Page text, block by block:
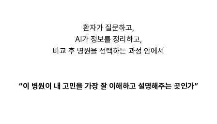
환자가 질문하고,
AI가 정보를 정리하고,
비교 후 병원을 선택하는 과정 안에서
“이 병원이 내 고민을 가장 잘 이해하고 설명해주는 곳인가”